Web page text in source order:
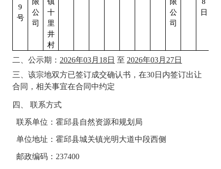
9
号
公
司
十
里
井
村
公
司
日
二、公示期： 2026年03月18日 至 2026年03月27日
三、该宗地双方已签订成交确认书，在30日内签订出让
合同，相关事宜在合同中约定
四、 联系方式
联系单位：霍邱县自然资源和规划局
单位地址：霍邱县城关镇光明大道中段西侧
邮政编码：237400